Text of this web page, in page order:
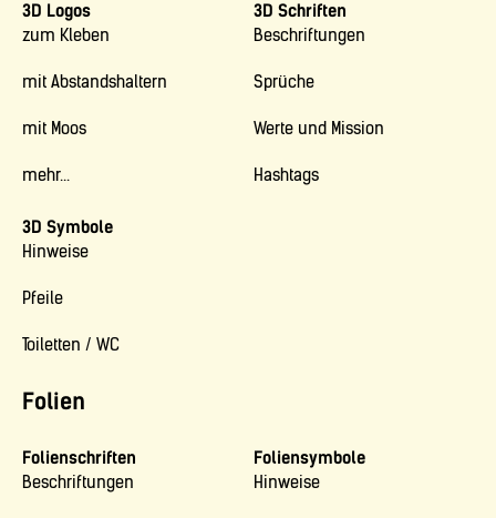
Folien
3D Logos
zum Kleben
mit Abstandshaltern
mit Moos
mehr...
3D Schriften
Beschriftungen
Sprüche
Werte und Mission
Hashtags
3D Symbole
Hinweise
Pfeile
Toiletten / WC
Folienschriften
Beschriftungen
Foliensymbole
Hinweise